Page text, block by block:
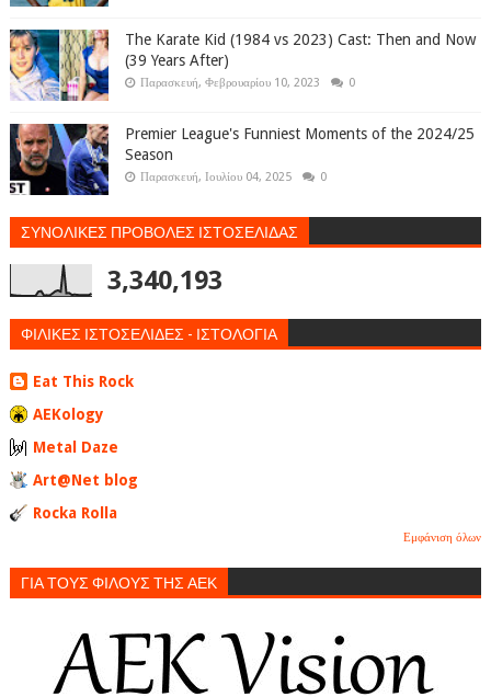
The Karate Kid (1984 vs 2023) Cast: Then and Now
(39 Years After)
Παρασκευή, Φεβρουαρίου 10, 2023 0
Premier League's Funniest Moments of the 2024/25
Season
Παρασκευή, Ιουλίου 04, 2025 0
ΣΥΝΟΛΙΚΕΣ ΠΡΟΒΟΛΕΣ ΙΣΤΟΣΕΛΙΔΑΣ
3,340,193
ΦΙΛΙΚΕΣ ΙΣΤΟΣΕΛΙΔΕΣ - ΙΣΤΟΛΟΓΙΑ
Eat This Rock
AEKology
Metal Daze
Art@Net blog
Rocka Rolla
Εμφάνιση όλων
ΓΙΑ ΤΟΥΣ ΦΙΛΟΥΣ ΤΗΣ ΑΕΚ